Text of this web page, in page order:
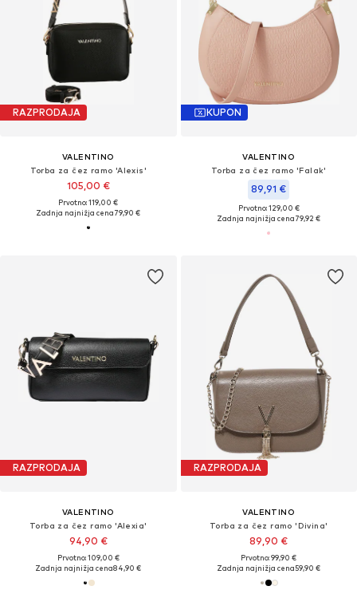
RAZPRODAJA
VALENTINO
Torba za čez ramo 'Alexis'
105,00 €
Prvotno: 119,00 €
Zadnja najnižja cena79,90 €
KUPON
VALENTINO
Torba za čez ramo 'Falak'
89,91 €
Prvotno: 129,00 €
Zadnja najnižja cena79,92 €
RAZPRODAJA
VALENTINO
Torba za čez ramo 'Alexia'
94,90 €
Prvotno: 109,00 €
Zadnja najnižja cena84,90 €
RAZPRODAJA
VALENTINO
Torba za čez ramo 'Divina'
89,90 €
Prvotno: 99,90 €
Zadnja najnižja cena59,90 €